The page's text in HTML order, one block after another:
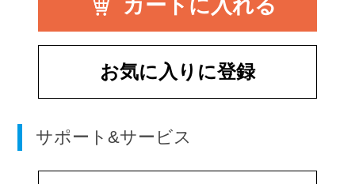
お気に入りに登録
サポート&サービス